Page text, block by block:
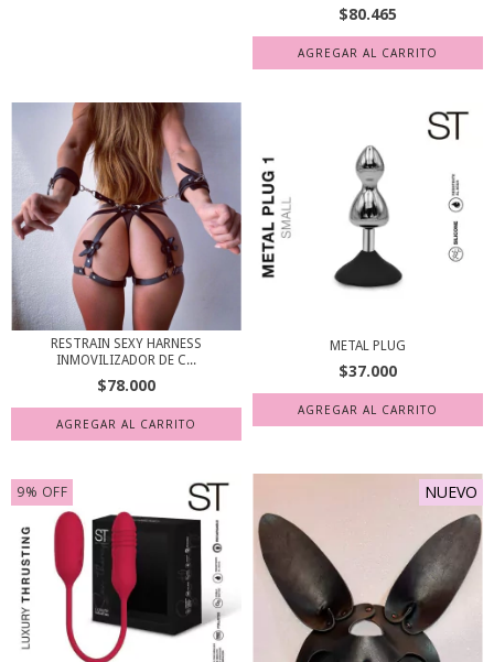
$80.465
RESTRAIN SEXY HARNESS
INMOVILIZADOR DE C...
$78.000
METAL PLUG
$37.000
AGREGAR AL CARRITO
9% OFF NUEVO